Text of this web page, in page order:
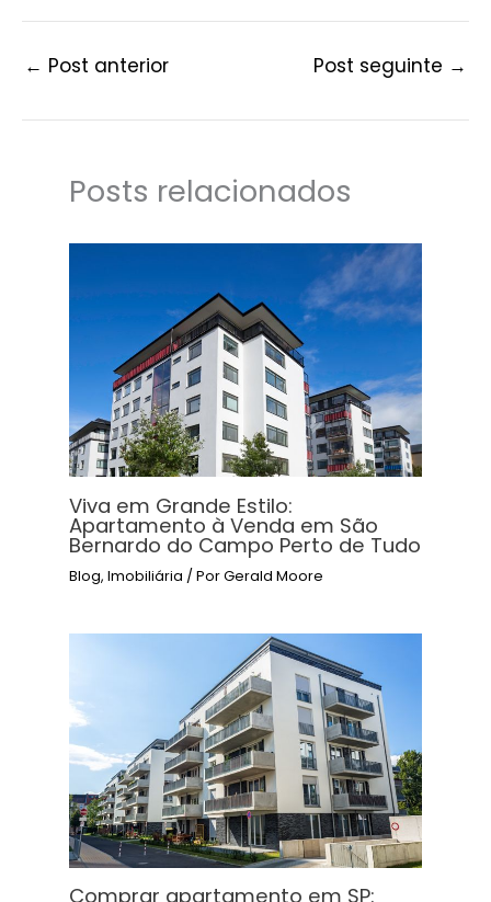
← Post anterior Post seguinte →
Posts relacionados
Viva em Grande Estilo:
Apartamento à Venda em São
Bernardo do Campo Perto de Tudo
Blog,Imobiliária / PorGerald Moore
Comprar apartamento em SP: